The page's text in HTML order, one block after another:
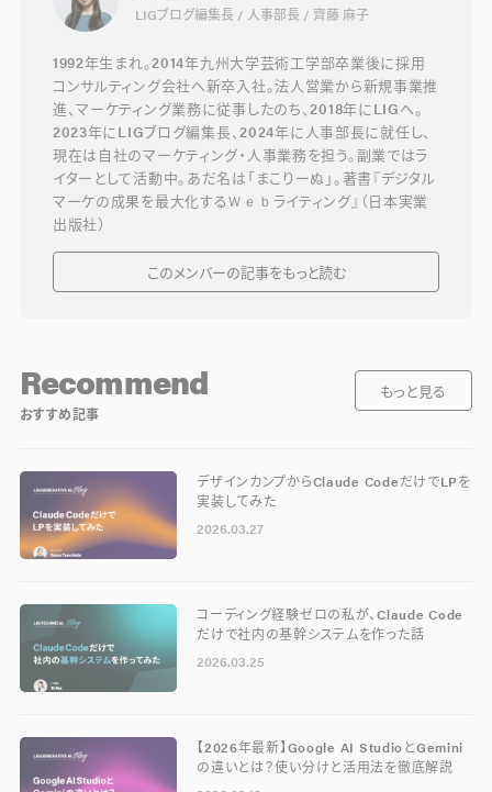
LIGブログ編集長 / 人事部長 / 齊藤 麻子
1992年生まれ。2014年九州大学芸術工学部卒業後に採用
コンサルティング会社へ新卒入社。法人営業から新規事業推
進、マーケティング業務に従事したのち、2018年にLIGへ。
2023年にLIGブログ編集長、2024年に人事部長に就任し、
現在は自社のマーケティング・人事業務を担う。副業ではラ
イターとして活動中。あだ名は「まこりーぬ」。著書『デジタル
マーケの成果を最大化するＷｅｂライティング』（日本実業
出版社）
このメンバーの記事をもっと読む
Recommend
おすすめ記事
もっと見る
デザインカンプからClaude CodeだけでLPを
実装してみた
2026.03.27
コーディング経験ゼロの私が、Claude Code
だけで社内の基幹システムを作った話
2026.03.25
【2026年最新】Google AI StudioとGemini
の違いとは？使い分けと活用法を徹底解説